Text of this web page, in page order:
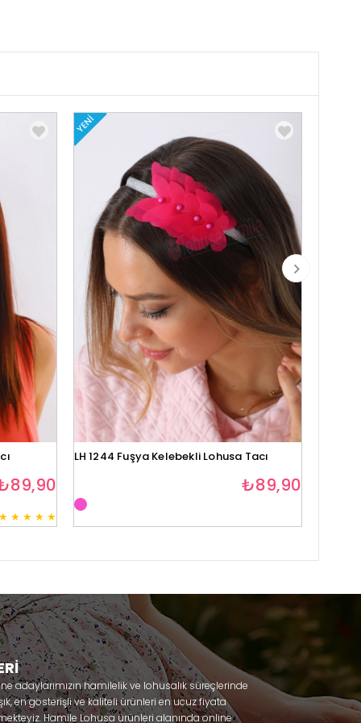
★ ★ ★ ★ ★
YENI
LH 1244 Fuşya Kelebekli Lohusa Tacı
₺89,90
adaylarımızın hamilelik ve lohusalık süreçlerinde
en gösterişli ve kaliteli ürünleri en ucuz fiyata
Hamile Lohusa ürünleri alanında online